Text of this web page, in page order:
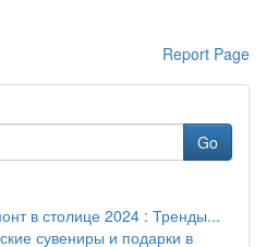
Report Page
Go
в столице 2024 : Тренды...
сувениры и подарки в